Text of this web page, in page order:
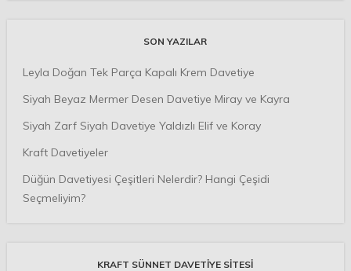
SON YAZILAR
Leyla Doğan Tek Parça Kapalı Krem Davetiye
Siyah Beyaz Mermer Desen Davetiye Miray ve Kayra
Siyah Zarf Siyah Davetiye Yaldızlı Elif ve Koray
Kraft Davetiyeler
Düğün Davetiyesi Çeşitleri Nelerdir? Hangi Çeşidi
Seçmeliyim?
KRAFT SÜNNET DAVETIYE SITESI